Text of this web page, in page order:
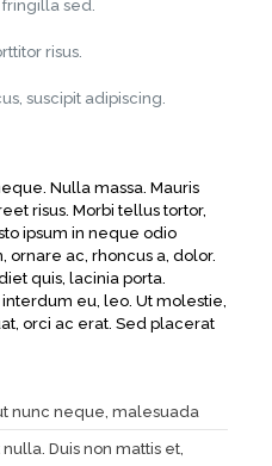
sed.
risus.
suscipit adipiscing.
Nulla massa. Mauris
risus. Morbi tellus tortor,
ipsum in neque odio
ornare ac, rhoncus a, dolor.
quis, lacinia porta.
eu, leo. Ut molestie,
orci ac erat. Sed placerat
nunc neque, malesuada
Duis non mattis et,